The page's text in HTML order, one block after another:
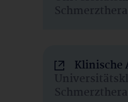
Klinische